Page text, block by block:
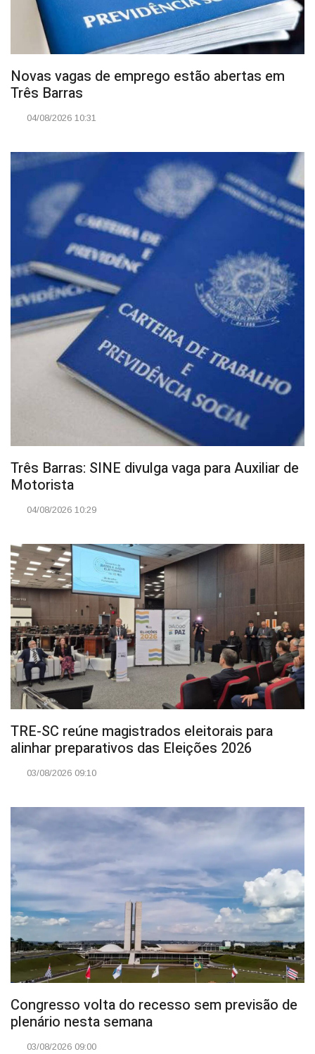
Novas vagas de emprego estão abertas em
Três Barras
04/08/2026 10:31
Três Barras: SINE divulga vaga para Auxiliar de
Motorista
04/08/2026 10:29
TRE-SC reúne magistrados eleitorais para
alinhar preparativos das Eleições 2026
03/08/2026 09:10
Congresso volta do recesso sem previsão de
plenário nesta semana
03/08/2026 09:00